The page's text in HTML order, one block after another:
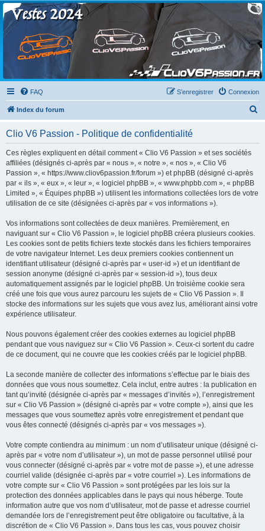
Clio V6 Passion
Le site français des passionnés de Clio V6
FAQ Connexion
S’enregistrer
Index du forum
Clio V6 Passion - Politique de confidentialité
Ces règles expliquent en détail comment « Clio V6 Passion » et ses sociétés
affiliées (désignés ci-après par « nous », « notre », « nos », « Clio V6
Passion », « https://www.cliov6passion.fr/forum ») et phpBB (désigné ci-après
par « ils », « eux », « leur », « logiciel phpBB », « www.phpbb.com », « phpBB
Limited », « Équipes phpBB ») utilisent les informations collectées lors de votre
utilisation de ce site (désignées ci-après par « vos informations »).
Vos informations sont collectées de deux manières. Premièrement, en
naviguant sur « Clio V6 Passion », le logiciel phpBB créera plusieurs cookies.
Les cookies sont de petits fichiers texte stockés dans les fichiers temporaires
de votre navigateur Internet. Les deux premiers cookies contiennent un
identifiant utilisateur (désigné ci-après par « user-id ») et un identifiant de
session anonyme (désigné ci-après par « session-id »), tous deux
automatiquement assignés par le logiciel phpBB. Un troisième cookie sera
créé une fois que vous aurez parcouru les sujets de « Clio V6 Passion ». Il
stocke des informations sur les sujets que vous avez lus, améliorant ainsi votre
expérience utilisateur.
Nous pouvons également créer des cookies externes au logiciel phpBB
pendant que vous naviguez sur « Clio V6 Passion ». Ceux-ci sortent du cadre
de ce document, qui ne couvre que les cookies créés par le logiciel phpBB.
La seconde manière de collecter des informations s’effectue par le biais des
données que vous nous soumettez. Cela inclut, entre autres : la publication en
tant qu’invité (désignée ci-après par « messages d’invités »), l’enregistrement
sur « Clio V6 Passion » (désigné ci-après par « votre compte »), ainsi que les
messages que vous soumettez après votre enregistrement et pendant que
vous êtes connecté (désignés ci-après par « vos messages »).
Votre compte contiendra au minimum : un nom d’utilisateur unique (désigné ci-
après par « votre nom d’utilisateur »), un mot de passe personnel utilisé pour
vous connecter (désigné ci-après par « votre mot de passe »), et une adresse
courriel valide (désignée ci-après par « votre courriel »). Les informations de
votre compte sur « Clio V6 Passion » sont protégées par les lois sur la
protection des données applicables dans le pays qui nous héberge. Toute
information autre que vos nom d’utilisateur, mot de passe et adresse courriel
demandée lors de l’enregistrement peut être obligatoire ou facultative, à la
discrétion de « Clio V6 Passion ». Dans tous les cas, vous pouvez choisir